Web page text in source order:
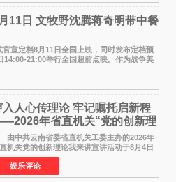
11日 文牧野沈腾蒋奇明带中餐
宣定档8月11日全国上映，同时发布定档预
14:00-21:00举行全国超前点映。作为战争美
沈腾
入人心传理论 牢记嘱托启新程
年省直机关“党的创新理
我来讲”宣讲活动圆满落幕
中共云南省委省直机关工委主办的2026年
机关党的创新理论我来讲宣讲活动于8月4日
日在昆明举办。活动以 "牢记嘱托 感恩奋进
创云南发展新局面 "为主题，坚持以新时代中国
社会主义
娱乐评论